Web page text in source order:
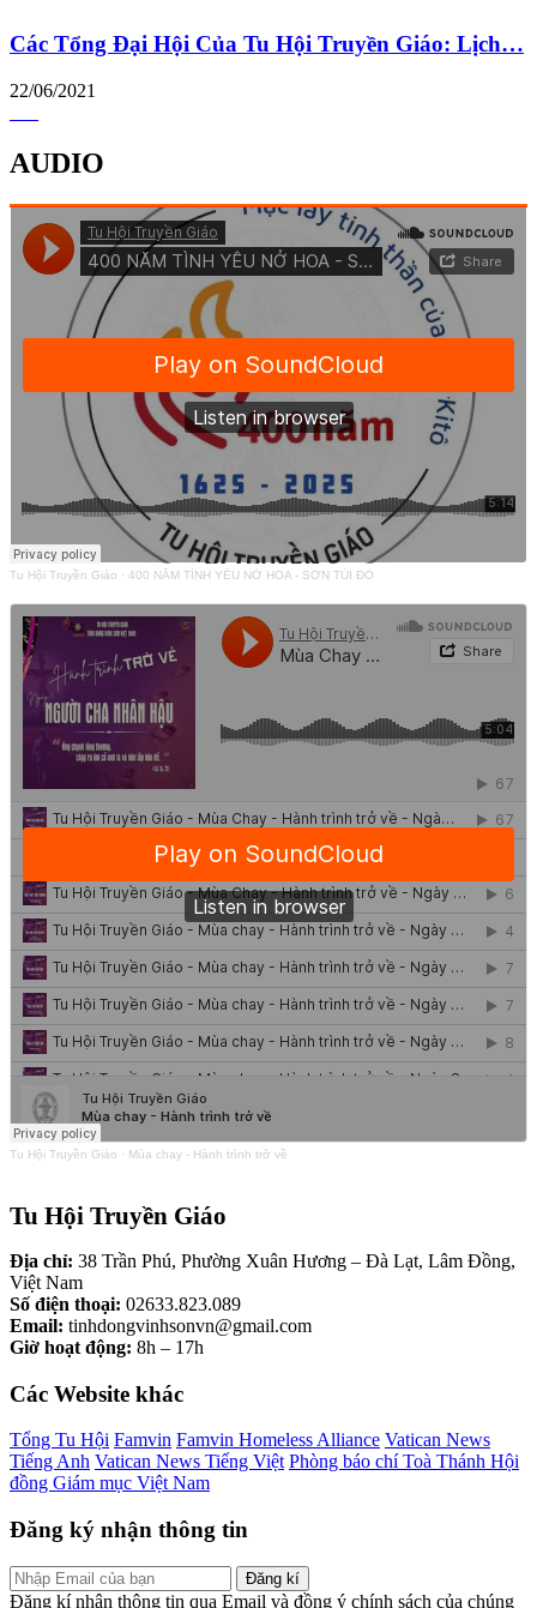
Các Tổng Đại Hội Của Tu Hội Truyền Giáo: Lịch…
22/06/2021
AUDIO
Tu Hội Truyền Giáo · 400 NĂM TÌNH YÊU NỞ HOA - SƠN TÚI ĐỎ
Tu Hội Truyền Giáo · Mùa chay - Hành trình trở về
Tu Hội Truyền Giáo
Địa chỉ: 38 Trần Phú, Phường Xuân Hương – Đà Lạt, Lâm Đồng,
Việt Nam
Số điện thoại: 02633.823.089
Email: tinhdongvinhsonvn@gmail.com
Giờ hoạt động: 8h – 17h
Các Website khác
Tổng Tu Hội Famvin Famvin Homeless Alliance Vatican News
Tiếng Anh Vatican News Tiếng Việt Phòng báo chí Toà Thánh Hội
đồng Giám mục Việt Nam
Đăng ký nhận thông tin
Đăng kí
Đăng kí nhận thông tin qua Email và đồng ý chính sách của chúng